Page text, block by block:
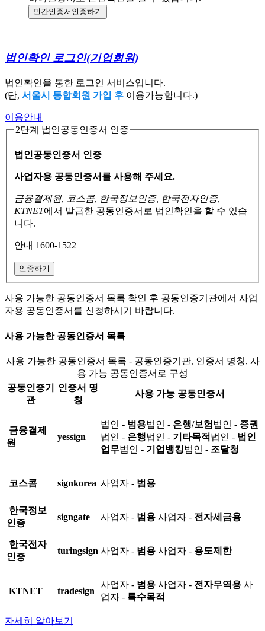
민간인증서 인증하기
법인확인 로그인(기업회원)
법인확인을 통한 로그인 서비스입니다.
(단, 서울시 통합회원 가입 후 이용가능합니다.)
이용안내
2단계 법인공동인증서 인증
법인공동인증서 인증
사업자용 공동인증서를 사용해 주세요.
금융결제원, 코스콤, 한국정보인증, 한국전자인증,
KTNET에서 발급한 공동인증서로 법인확인을 할 수 있습
니다.
안내 1600-1522
인증하기
사용 가능한 공동인증서 목록 확인 후 공동인증기관에서 사업
자용 공동인증서를 신청하시기 바랍니다.
사용 가능한 공동인증서 목록
사용 가능한 공동인증서 목록 - 공동인증기관, 인증서 명칭, 사
용 가능 공동인증서로 구성
공동인증기
관
인증서 명
칭
사용 가능 공동인증서
금융결제
원
yessign
법인 - 범용법인 - 은행/보험 법인 - 증권
법인 - 은행법인 - 기타목적 법인 - 법인
업무법인 - 기업뱅킹법인 - 조달청
코스콤 signkorea 사업자 - 범용
한국정보
인증
signgate 사업자 - 범용 사업자 - 전자세금용
한국전자
인증
turingsign 사업자 - 범용 사업자 - 용도제한
KTNET tradesign
사업자 - 범용 사업자 - 전자무역용 사
업자 - 특수목적
자세히 알아보기